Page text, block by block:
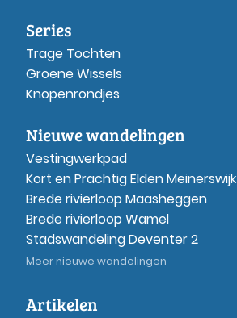
Series
Trage Tochten
Groene Wissels
Knopenrondjes
Nieuwe wandelingen
Vestingwerkpad
Kort en Prachtig Elden Meinerswijk
Brede rivierloop Maasheggen
Brede rivierloop Wamel
Stadswandeling Deventer 2
Meer nieuwe wandelingen
Artikelen